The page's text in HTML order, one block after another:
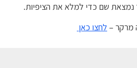
נמצאת שם כדי למלא את הציפיות.
מרקר – לחצו כאן